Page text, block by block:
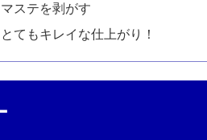
マステを剥がす
とてもキレイな仕上がり！